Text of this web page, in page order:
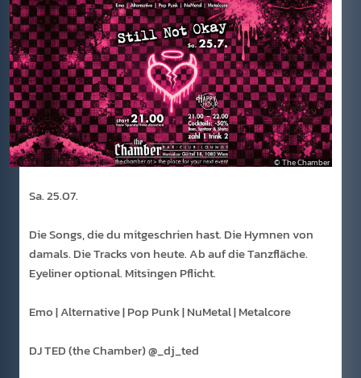
The Chamber
Sa. 25.07.
Die Songs, die du mitgeschrien hast. Die Hymnen von
damals. Die Tracks von heute. Ab auf die Tanzfläche.
Eyeliner optional. Mitsingen Pflicht.
Emo | Alternative | Pop Punk | NuMetal | Metalcore
DJ TED (the Chamber) @_dj_ted